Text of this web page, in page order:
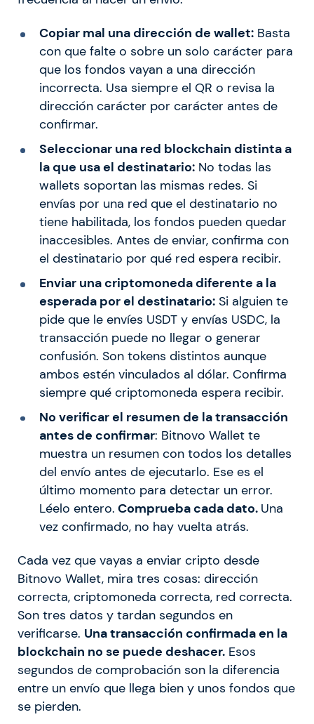
Copiar mal una dirección de wallet:Basta
con que falte o sobre un solo carácter para
que los fondos vayan a una dirección
incorrecta. Usa siempre el QR o revisa la
dirección carácter por carácter antes de
confirmar.
Seleccionar una red blockchain distinta a
la que usa el destinatario:No todas las
wallets soportan las mismas redes. Si
envías por una red que el destinatario no
tiene habilitada, los fondos pueden quedar
inaccesibles. Antes de enviar, confirma con
el destinatario por qué red espera recibir.
Enviar una criptomoneda diferente a la
esperada por el destinatario:Si alguien te
pide que le envíes USDT y envías USDC, la
transacción puede no llegar o generar
confusión. Son tokens distintos aunque
ambos estén vinculados al dólar. Confirma
siempre qué criptomoneda espera recibir.
No verificar el resumen de la transacción
antes de confirmar: Bitnovo Wallet te
muestra un resumen con todos los detalles
del envío antes de ejecutarlo. Ese es el
último momento para detectar un error.
Léelo entero. Comprueba cada dato. Una
vez confirmado, no hay vuelta atrás.
Cada vez que vayas a enviar cripto desde
Bitnovo Wallet, mira tres cosas: dirección
correcta, criptomoneda correcta, red correcta.
Son tres datos y tardan segundos en
verificarse. Una transacción confirmada en la
blockchain no se puede deshacer. Esos
segundos de comprobación son la diferencia
entre un envío que llega bien y unos fondos que
se pierden.